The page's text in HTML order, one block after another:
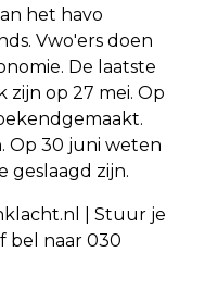
het havo
Vwo'ers doen
De laatste
zijn op 27 mei. Op
Op 30 juni weten
geslaagd zijn.
| Stuur je
bel naar 030